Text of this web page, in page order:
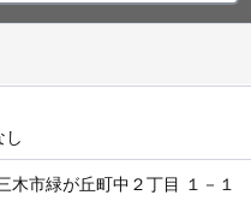
し
木市緑が丘町中２丁目 １－１